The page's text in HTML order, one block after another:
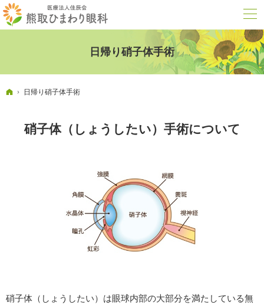
日帰り硝子体手術
ホーム
日帰り硝子体手術
硝子体（しょうしたい）手術について
硝子体（しょうしたい）は眼球内部の大部分を満たしている無